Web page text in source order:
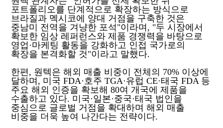
포트폴리오를 단계적으로 확장하는 방식으로
브라질과 멕시코에 양대 거점을 구축한 것은
중남미 전역을 겨냥한 포석"이라며, "두 시장에서
확보한 임상 레퍼런스와 제품 경쟁력을 바탕으로
영업·마케팅 활동을 강화하고 인접 국가로의
확장을 본격화할 것"이라고 말했다.
한편, 원텍은 해외 매출 비중이 전체의 70% 이상에
달하며, 미국 FDA·호주 TGA·유럽 CE·태국 FDA 등
주요 해외 인증을 확보해 80여 개국에 제품을
수출하고 있다. 미국·일본·중국·태국 법인을
중심으로 글로벌 거점을 확대하며 해외 매출
비중을 더욱 높여 나간다는 전략이다.